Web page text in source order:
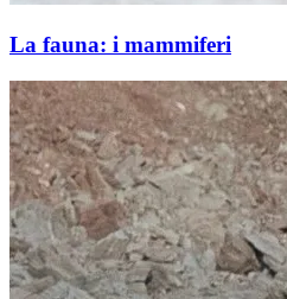
La fauna: i mammiferi